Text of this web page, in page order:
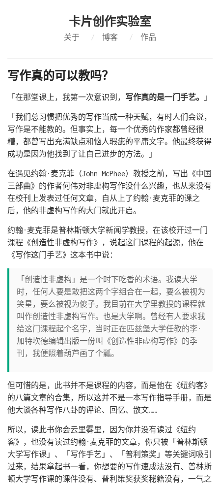
卡片创作实验室
关于 / 博客 / 作品
写作真的可以教吗？
「在那堂课上，我第一次意识到， 写作真的是一门手艺。 」
「我们总习惯把优秀的写作当成一种天赋，有时人们会说，
写作是不能教的。但事实上，每一个优秀的作家都曾经很
糟，都曾写出充满缺点和恼人瑕疵的平庸文字。他最终获得
成功是因为他找到了让自己进步的方法。」
在遇见约翰·麦克菲（John McPhee）教授之前，写出《中国
三部曲》的作者何伟对非虚构写作没什么兴趣，也从来没有
在校刊上发表过任何文章，自从上了约翰·麦克菲的课之
后，他的非虚构写作的大门就此开启。
约翰·麦克菲是普林斯顿大学新闻学教授，在该校开过一门
课程《创造性非虚构写作》，说起这门课程的起源，他在
《写作这门手艺》这本书中说：
「创造性非虚构」是一个时下吃香的术语。我读大学
时，任何人要是敢把这两个字组合在一起，要么被视为
笑星，要么被视为傻子。我目前在大学里教授的课程就
叫作创造性非虚构写作。也是大学啊。曾经有人要求我
给这门课程起个名字，当时正在匹兹堡大学任教的李·
加特坎德编辑出版一份叫《创造性非虚构写作》的季
刊，我便照着葫芦画了个瓢。
但可惜的是，此书并不是课程的内容，而是他在《纽约客》
的八篇文章的合集，所以这并不是一本写作指导手册，而是
他大谈各种写作八卦的评论、回忆、散文……
所以，读此书你会云里雾里，因为你并没有读过《纽约
客》，也没有读过约翰·麦克菲的文章，你只被「普林斯顿
大学写作课」、「写作手艺」、「普利策奖」等关键词吸引
过来，结果拿起书一看，你想要的写作速成法没有、普林斯
顿大学写作课的课件没有、普利策奖获奖秘籍没有，一气之